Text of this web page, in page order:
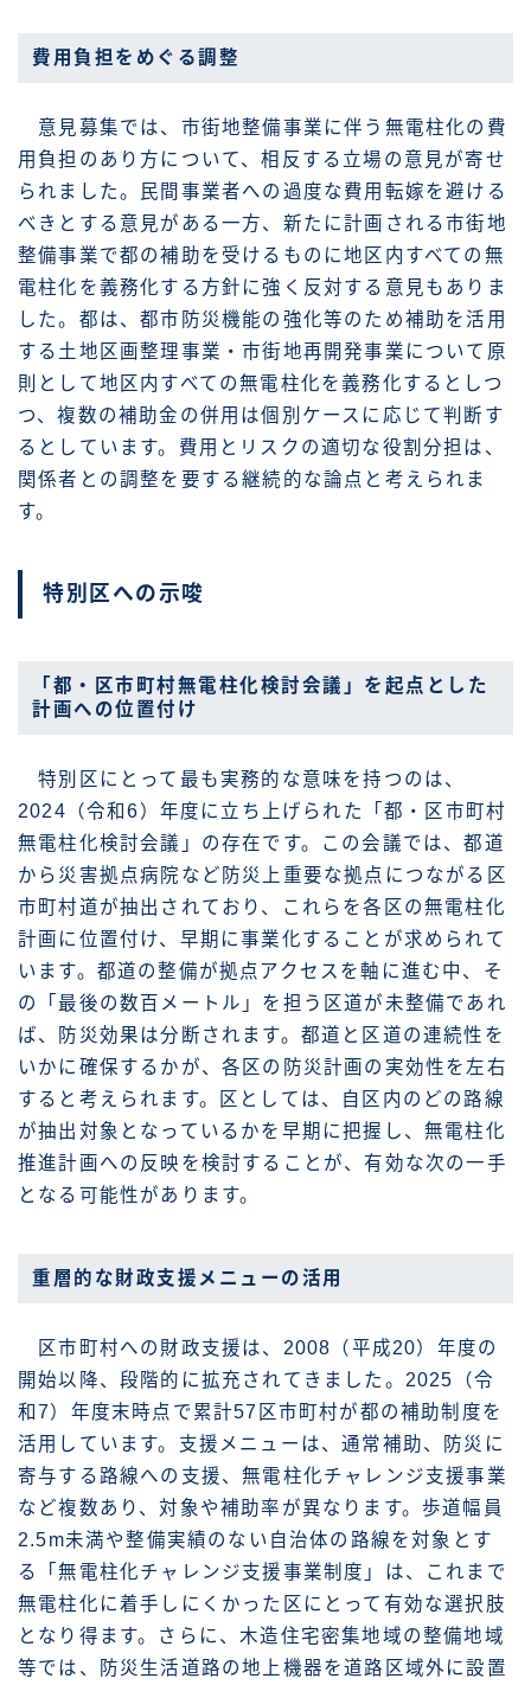
費用負担をめぐる調整
意見募集では、市街地整備事業に伴う無電柱化の費
用負担のあり方について、相反する立場の意見が寄せ
られました。民間事業者への過度な費用転嫁を避ける
べきとする意見がある一方、新たに計画される市街地
整備事業で都の補助を受けるものに地区内すべての無
電柱化を義務化する方針に強く反対する意見もありま
した。都は、都市防災機能の強化等のため補助を活用
する土地区画整理事業・市街地再開発事業について原
則として地区内すべての無電柱化を義務化するとしつ
つ、複数の補助金の併用は個別ケースに応じて判断す
るとしています。費用とリスクの適切な役割分担は、
関係者との調整を要する継続的な論点と考えられま
す。
特別区への示唆
「都・区市町村無電柱化検討会議」を起点とした
計画への位置付け
特別区にとって最も実務的な意味を持つのは、
2024（令和6）年度に立ち上げられた「都・区市町村
無電柱化検討会議」の存在です。この会議では、都道
から災害拠点病院など防災上重要な拠点につながる区
市町村道が抽出されており、これらを各区の無電柱化
計画に位置付け、早期に事業化することが求められて
います。都道の整備が拠点アクセスを軸に進む中、そ
の「最後の数百メートル」を担う区道が未整備であれ
ば、防災効果は分断されます。都道と区道の連続性を
いかに確保するかが、各区の防災計画の実効性を左右
すると考えられます。区としては、自区内のどの路線
が抽出対象となっているかを早期に把握し、無電柱化
推進計画への反映を検討することが、有効な次の一手
となる可能性があります。
重層的な財政支援メニューの活用
区市町村への財政支援は、2008（平成20）年度の
開始以降、段階的に拡充されてきました。2025（令
和7）年度末時点で累計57区市町村が都の補助制度を
活用しています。支援メニューは、通常補助、防災に
寄与する路線への支援、無電柱化チャレンジ支援事業
など複数あり、対象や補助率が異なります。歩道幅員
2.5m未満や整備実績のない自治体の路線を対象とす
る「無電柱化チャレンジ支援事業制度」は、これまで
無電柱化に着手しにくかった区にとって有効な選択肢
となり得ます。さらに、木造住宅密集地域の整備地域
等では、防災生活道路の地上機器を道路区域外に設置